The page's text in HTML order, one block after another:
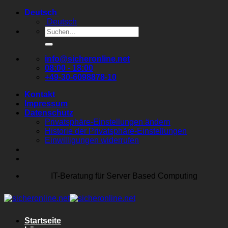
Zum
springen
Deutsch
Deutsch
Suchen
nach:
info@sicheronline.net
08:00 - 18:00
+49-30-6098878-10
Kontakt
Impressum
Datenschutz
Privatsphäre-Einstellungen ändern
Historie der Privatsphäre-Einstellungen
Einwilligungen widerrufen
IT-Beratung für Server Based Computing
Startseite